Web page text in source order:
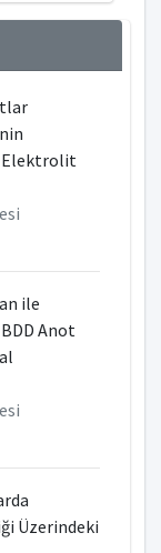
Elektrolit
ile
Anot
Üzerindeki